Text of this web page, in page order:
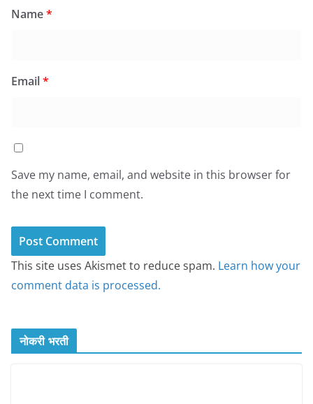
Name*
Email*
Save my name, email, and website in this browser for
the next time I comment.
This site uses Akismet to reduce spam. Learn how your
comment data is processed.
नोकरी भरती